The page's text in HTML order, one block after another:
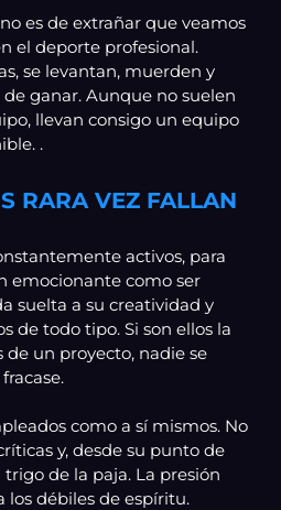
es de extrañar que veamos
el deporte profesional.
se levantan, muerden y
ganar. Aunque no suelen
llevan consigo un equipo
.
RARA VEZ FALLAN
activos, para
emocionante como ser
suelta a su creatividad y
de todo tipo. Si son ellos la
un proyecto, nadie se
como a sí mismos. No
y, desde su punto de
de la paja. La presión
los débiles de espíritu.